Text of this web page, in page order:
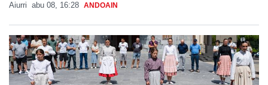
Aiurri abu 08, 16:28 ANDOAIN